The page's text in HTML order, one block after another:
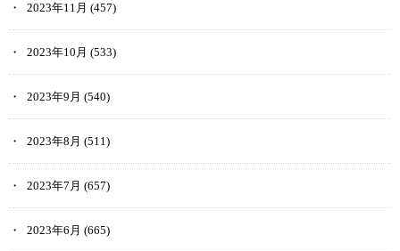
2023年11月 (457)
2023年10月 (533)
2023年9月 (540)
2023年8月 (511)
2023年7月 (657)
2023年6月 (665)